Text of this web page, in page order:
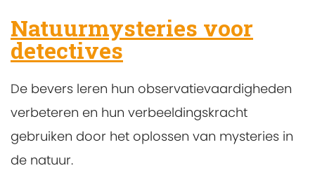
Natuurmysteries voor
detectives
De bevers leren hun observatievaardigheden
verbeteren en hun verbeeldingskracht
gebruiken door het oplossen van mysteries in
de natuur.